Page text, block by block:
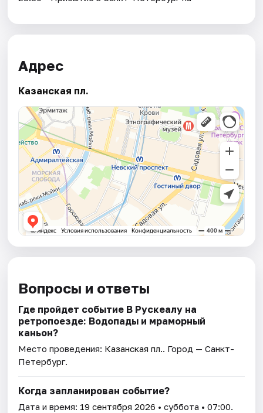
Адрес
Казанская пл.
Вопросы и ответы
Где пройдет событие В Рускеалу на
ретропоезде: Водопады и мраморный
каньон?
Место проведения: Казанская пл.. Город — Санкт-
Петербург.
Когда запланирован событие?
Дата и время: 19 сентября 2026 • суббота • 07:00.